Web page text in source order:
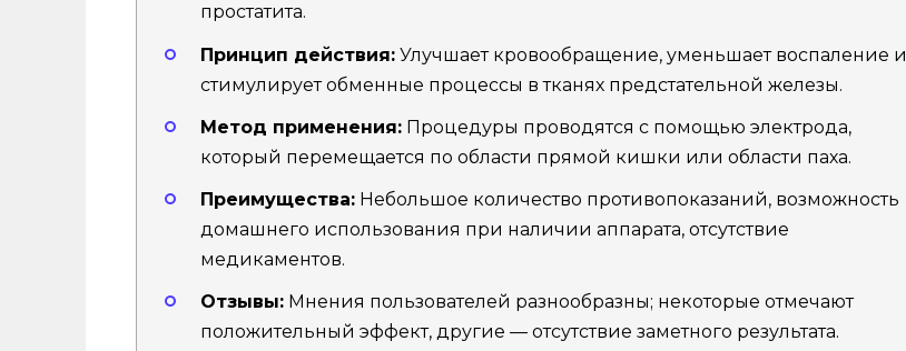
простатита.
Принцип действия: Улучшает кровообращение, уменьшает воспаление и
стимулирует обменные процессы в тканях предстательной железы.
Метод применения: Процедуры проводятся с помощью электрода,
который перемещается по области прямой кишки или области паха.
Преимущества: Небольшое количество противопоказаний, возможность
домашнего использования при наличии аппарата, отсутствие
медикаментов.
Отзывы: Мнения пользователей разнообразны; некоторые отмечают
положительный эффект, другие — отсутствие заметного результата.